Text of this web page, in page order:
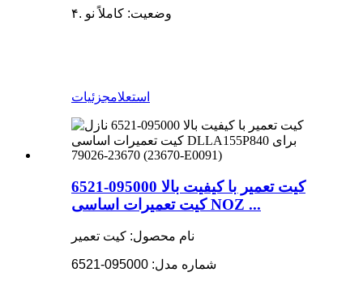
۴. وضعیت: کاملاً نو
استعلامجزئیات
کیت تعمیر با کیفیت بالا 095000-6521
کیت تعمیرات اساسی NOZ ...
نام محصول: کیت تعمیر
شماره مدل: 095000-6521